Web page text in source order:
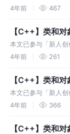
造函数 1.构造函数
上述
4年前 467
【C++】类和
载、const成员
本文已参与「新人
数 1.概念 上一篇文
4年前 261
【C++】类和
数）
本文已参与「新人
针 1.this指针的引入
4年前 366
【C++】类和